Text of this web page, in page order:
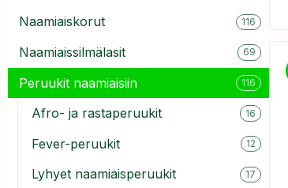
Naamiaiskorut 116
Naamiaissilmälasit 69
Peruukit naamiaisiin 116
Afro- ja rastaperuukit 16
Fever-peruukit 12
Lyhyet naamiaisperuukit 17